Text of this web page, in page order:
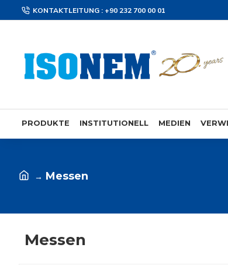
KONTAKTLEITUNG : +90 232 700 00 01
PRODUKTE INSTITUTIONELL MEDIEN
Messen
Messen